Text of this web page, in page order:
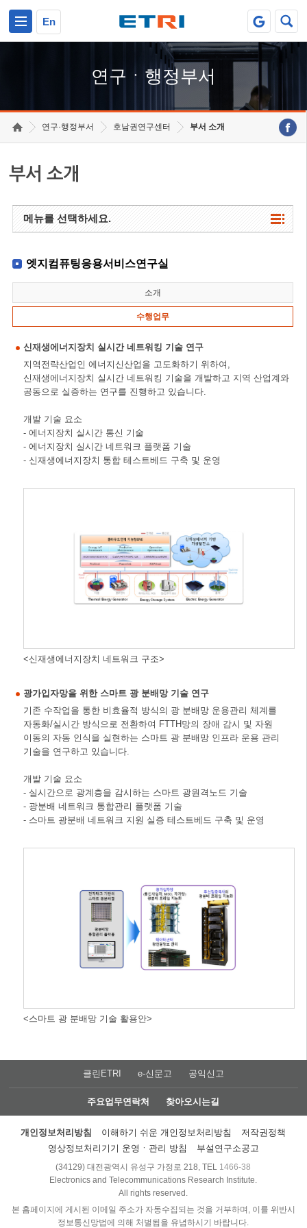
En
연구ㆍ행정부서
연구·행정부서 호남권연구센터 부서 소개
부서 소개
메뉴를 선택하세요.
엣지컴퓨팅응용서비스연구실
소개
수행업무
신재생에너지장치 실시간 네트워킹 기술 연구
지역전략산업인 에너지신산업을 고도화하기 위하여,
신재생에너지장치 실시간 네트워킹 기술을 개발하고 지역 산업계와
공동으로 실증하는 연구를 진행하고 있습니다.
개발 기술 요소
- 에너지장치 실시간 통신 기술
- 에너지장치 실시간 네트워크 플랫폼 기술
- 신재생에너지장치 통합 테스트베드 구축 및 운영
<신재생에너지장치 네트워크 구조>
광가입자망을 위한 스마트 광 분배망 기술 연구
기존 수작업을 통한 비효율적 방식의 광 분배망 운용관리 체계를
자동화/실시간 방식으로 전환하여 FTTH망의 장애 감시 및 자원
이동의 자동 인식을 실현하는 스마트 광 분배망 인프라 운용 관리
기술을 연구하고 있습니다.
개발 기술 요소
- 실시간으로 광계층을 감시하는 스마트 광원격노드 기술
- 광분배 네트워크 통합관리 플랫폼 기술
- 스마트 광분배 네트워크 지원 실증 테스트베드 구축 및 운영
<스마트 광 분배망 기술 활용안>
클린ETRI e-신문고 공익신고
주요업무연락처 찾아오시는길
개인정보처리방침 이해하기 쉬운 개인정보처리방침
저작권정책
영상정보처리기기 운영ㆍ관리 방침
부설연구소공고
(34129) 대전광역시 유성구 가정로 218, TEL 1466-38
Electronics and Telecommunications Research Institute.
All rights reserved.
본 홈페이지에 게시된 이메일 주소가 자동수집되는 것을 거부하며, 이를 위반시
정보통신망법에 의해 처벌됨을 유념하시기 바랍니다.